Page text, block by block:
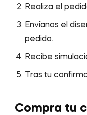
Realiza el
Envíanos el
pedido.
Recibe
Tras tu
Compra tu